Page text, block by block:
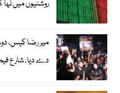
روشنیوں میں نہا
میر رضا کیس،
دے دیا، شارع